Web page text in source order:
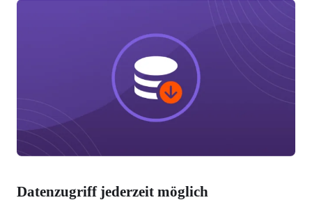
Datenzugriff jederzeit möglich